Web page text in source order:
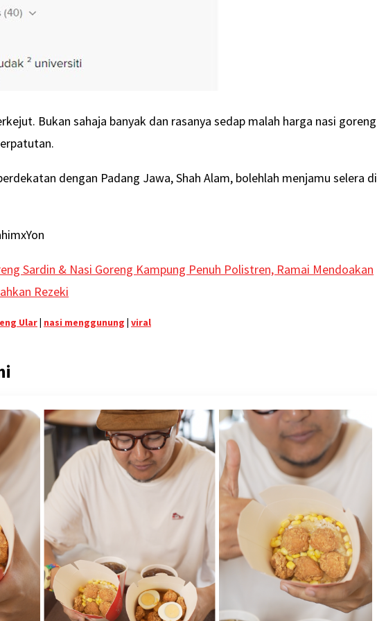
Bukan sahaja banyak dan rasanya sedap malah harga nasi goreng
dengan Padang Jawa, Shah Alam, bolehlah menjamu selera di
Sardin & Nasi Goreng Kampung Penuh Polistren, Ramai Mendoakan
Rezeki
Ular| nasi menggunung | viral